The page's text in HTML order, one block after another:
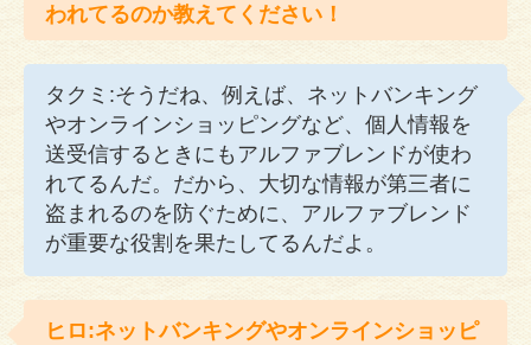
われてるのか教えてください！
タクミ:そうだね、例えば、ネットバンキング
やオンラインショッピングなど、個人情報を
送受信するときにもアルファブレンドが使わ
れてるんだ。だから、大切な情報が第三者に
盗まれるのを防ぐために、アルファブレンド
が重要な役割を果たしてるんだよ。
ヒロ:ネットバンキングやオンラインショッピ